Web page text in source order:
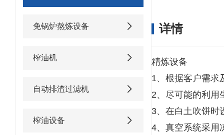
免锅炉熬炼设备
榨油机
自动排渣过滤机
榨油设备
详情
精炼设备
1、根据客户需求
2、尽可能的利用
3、在白土吹饼时
4、真空系统采用